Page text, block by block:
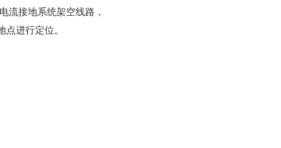
流接地系统架空线路，
进行定位。